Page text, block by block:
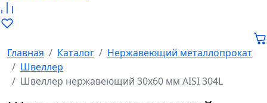
Главная Каталог
Нержавеющий металлопрокат
Швеллер
Швеллер нержавеющий 30х60 мм AISI 304L